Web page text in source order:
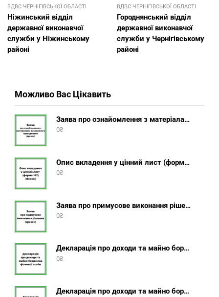
ВДВС ЧЕРНІГІВСЬКОЇ ОБЛАСТІ
Ніжинський відділ
державної виконавчої
служби у Ніжинському
районі
ВДВС ЧЕРНІГІВСЬКОЇ ОБЛАСТІ
Городнянський відділ
державної виконавчої
служби у Чернігівському
районі
Можливо Вас Цікавить
Заява про ознайомлення з матеріалами виконавчого провадження (зразок, шаблон 2025 року)
0₴
Опис вкладення у цінний лист (форма 107) + інструкція відправлення цінного листа з описом вкладення
0₴
Заява про примусове виконання рішення (зразок, шаблон 2025 року)
0₴
Декларація про доходи та майно боржника фізичної особи (бланк) + інструкція
0₴
Декларація про доходи та майно боржника юридичної особи (бланк) + інструкція